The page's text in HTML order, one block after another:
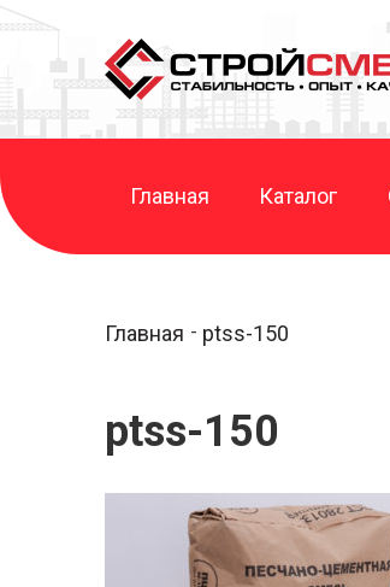
Главная Каталог
Главная ptss-150
ptss-150